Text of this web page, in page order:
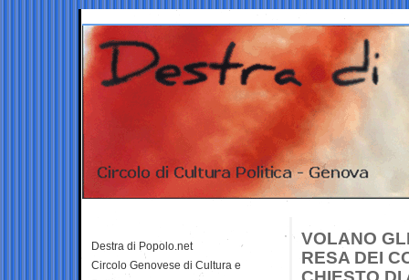
VOLANO
RESA DEI
Destra di Popolo.net
Circolo Genovese di Cultura e